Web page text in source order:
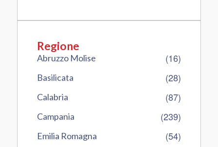
Regione
Abruzzo Molise (16)
Basilicata (28)
Calabria (87)
Campania (239)
Emilia Romagna (54)